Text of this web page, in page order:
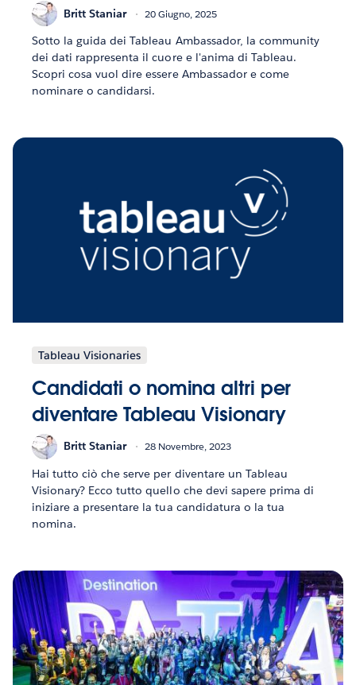
Britt Staniar 20 Giugno, 2025
Sotto la guida dei Tableau Ambassador, la community
dei dati rappresenta il cuore e l'anima di Tableau.
Scopri cosa vuol dire essere Ambassador e come
nominare o candidarsi.
Tableau Visionaries
Candidati o nomina altri per
diventare Tableau Visionary
Britt Staniar 28 Novembre, 2023
Hai tutto ciò che serve per diventare un Tableau
Visionary? Ecco tutto quello che devi sapere prima di
iniziare a presentare la tua candidatura o la tua
nomina.